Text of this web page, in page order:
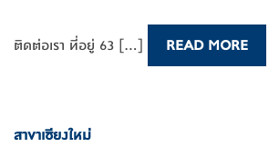
ติดต่อเรา ที่อยู่ 63 [...] READ MORE
สาขาเชียงใหม่